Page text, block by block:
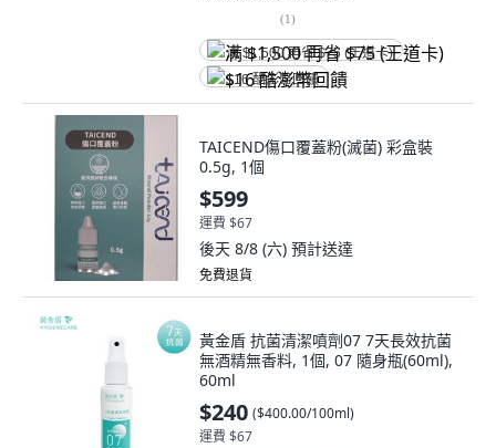
(1)
满 $1,500 再省 $75 (王道卡)
$16 酷澎幣回饋
TAICEND傷口覆蓋粉(滅菌) 彩盒裝
0.5g, 1個
$599
運費 $67
後天 8/8 (六) 預計送達
免費退貨
黃金盾 抗菌清潔噴劑07 7天長效抗菌
無酒精無香料, 1個, 07 隨身瓶(60ml),
60ml
$240 ($400.00/100ml)
運費 $67